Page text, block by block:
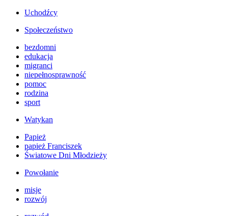
Uchodźcy
Społeczeństwo
bezdomni
edukacja
migranci
niepełnosprawność
pomoc
rodzina
sport
Watykan
Papież
papież Franciszek
Światowe Dni Młodzieży
Powołanie
misje
rozwój